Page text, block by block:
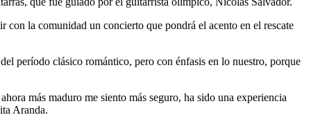
con la comunidad un concierto que pondrá el acento en el rescate
período clásico romántico, pero con énfasis en lo nuestro, porque
más maduro me siento más seguro, ha sido una experiencia
Aranda.